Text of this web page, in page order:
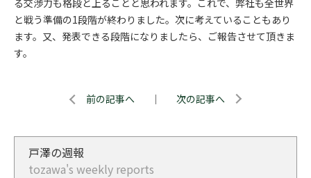
る交渉力も格段と上ることと思われます。これで、弊社も全世界
と戦う準備の1段階が終わりました。次に考えていることもあり
ます。又、発表できる段階になりましたら、ご報告させて頂きま
す。
前の記事へ ｜ 次の記事へ
戸澤の週報
tozawa's weekly reports